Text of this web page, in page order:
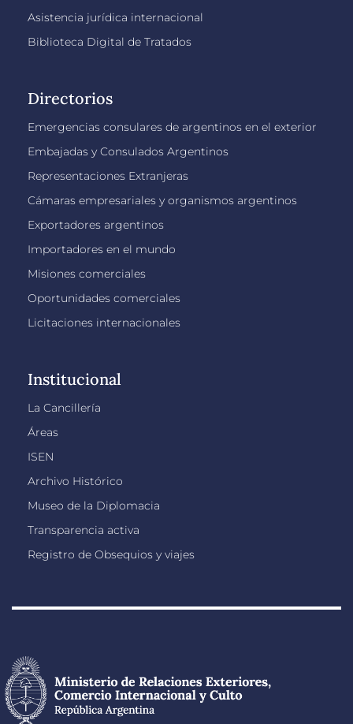
Asistencia jurídica internacional
Biblioteca Digital de Tratados
Directorios
Emergencias consulares de argentinos en el exterior
Embajadas y Consulados Argentinos
Representaciones Extranjeras
Cámaras empresariales y organismos argentinos
Exportadores argentinos
Importadores en el mundo
Misiones comerciales
Oportunidades comerciales
Licitaciones internacionales
Institucional
La Cancillería
Áreas
ISEN
Archivo Histórico
Museo de la Diplomacia
Transparencia activa
Registro de Obsequios y viajes